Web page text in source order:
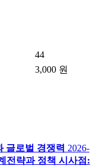
44
3,000 원
글로벌 경쟁력 2026-
전략과 정책 시사점: